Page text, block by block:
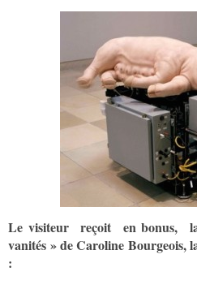
Le visiteur reçoit en bonus,
vanités » de Caroline Bourgeois,
: